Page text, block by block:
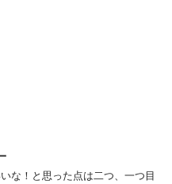
な！と思った点は二つ、一つ目